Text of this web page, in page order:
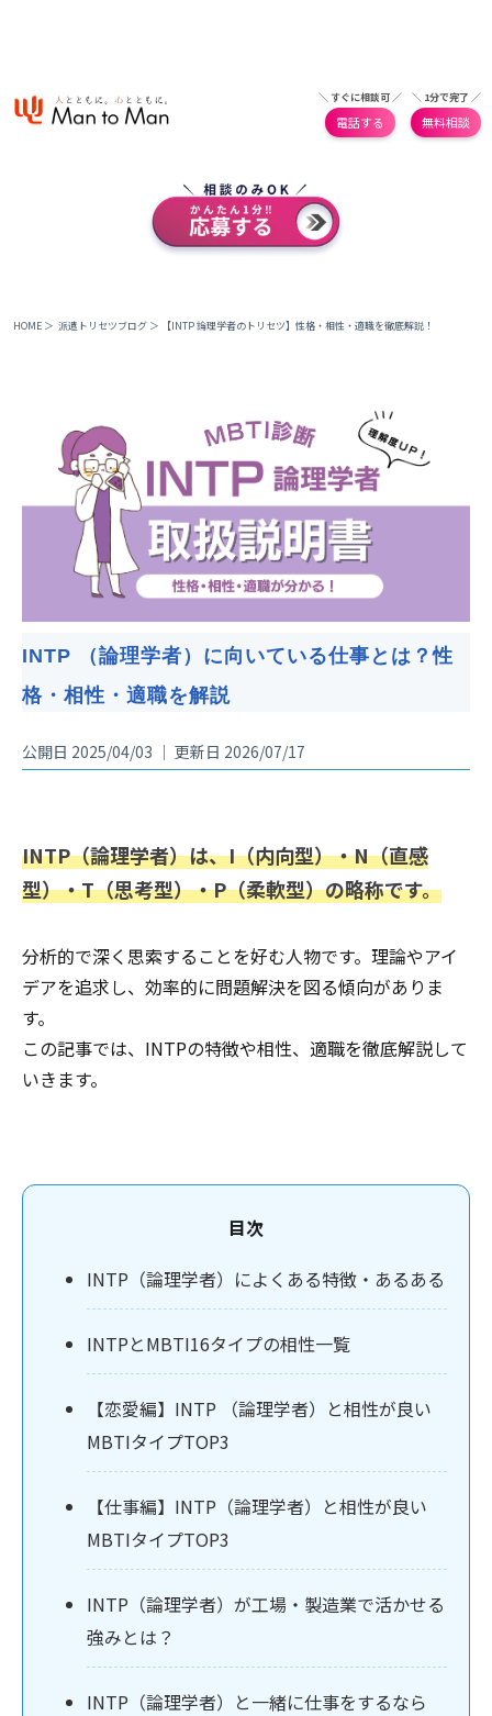
＼ すぐに相談可 ／
電話する
＼ 1分で完了 ／
無料相談
HOME ＞ 派遣トリセツブログ ＞ 【INTP 論理学者のトリセツ】性格・相性・適職を徹底解説！
INTP （論理学者）に向いている仕事とは？性
格・相性・適職を解説
公開日 2025/04/03 ｜ 更新日 2026/07/17
INTP（論理学者）は、I（内向型）・N（直感
型）・T（思考型）・P（柔軟型）の略称です。
分析的で深く思索することを好む人物です。理論やアイ
デアを追求し、効率的に問題解決を図る傾向がありま
す。
この記事では、INTPの特徴や相性、適職を徹底解説して
いきます。
目次
INTP（論理学者）によくある特徴・あるある
INTPとMBTI16タイプの相性一覧
【恋愛編】INTP （論理学者）と相性が良い
MBTIタイプTOP3
【仕事編】INTP（論理学者）と相性が良い
MBTIタイプTOP3
INTP（論理学者）が工場・製造業で活かせる
強みとは？
INTP（論理学者）と一緒に仕事をするなら